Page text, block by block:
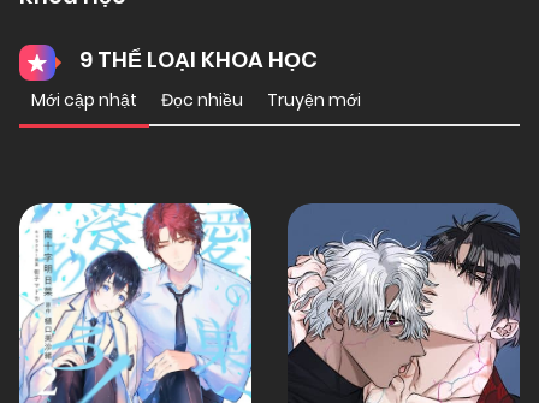
9 THỂ LOẠI KHOA HỌC
Mới cập nhật Đọc nhiều Truyện mới